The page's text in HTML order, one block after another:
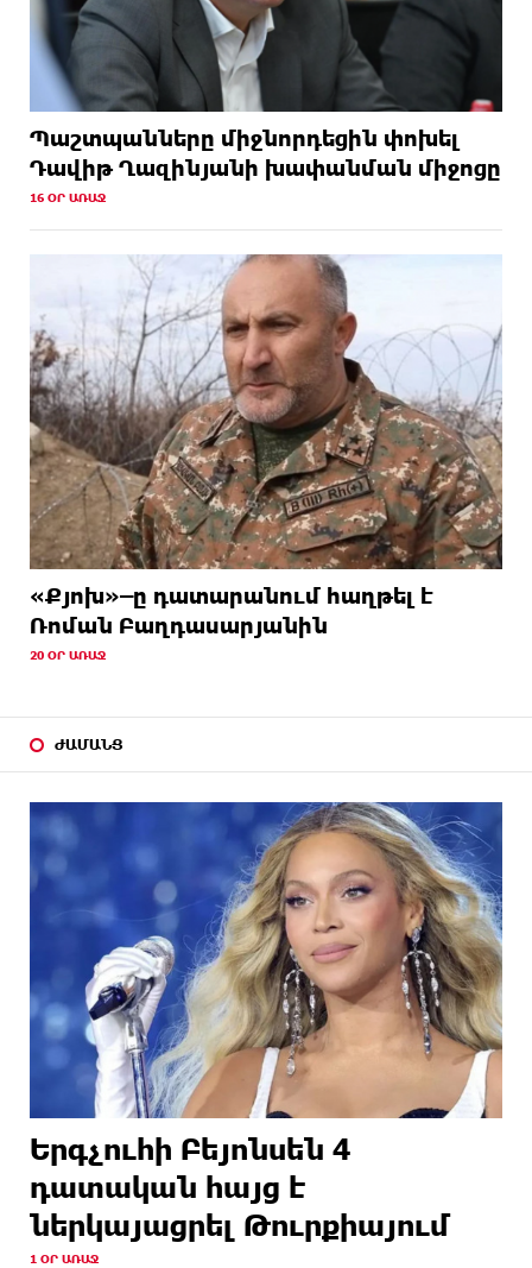
Պաշտպանները միջնորդեցին փոխել
Դավիթ Ղազինյանի խափանման միջոցը
16 ՕՐ ԱՌԱՋ
«Քյոխ»–ը դատարանում հաղթել է
Ռոման Բաղդասարյանին
20 ՕՐ ԱՌԱՋ
ԺԱՄԱՆՑ
Երգչուհի Բեյոնսեն ​​4
դատական հայց է
ներկայացրել Թուրքիայում
1 ՕՐ ԱՌԱՋ